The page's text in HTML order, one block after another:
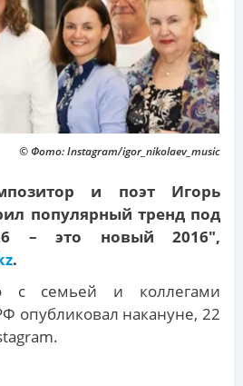
© Фото: Instagram/igor_nikolaev_music
и поэт Игорь
популярный тренд под
– это новый 2016",
.
с семьей и коллегами
опубликовал накануне, 22